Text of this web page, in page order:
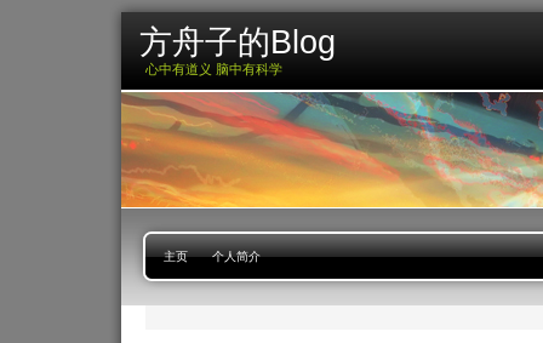
方舟子的Blog
心中有道义 脑中有科学
主页 个人简介